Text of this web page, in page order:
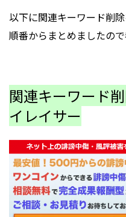
以下に関連キーワード削
順番からまとめましたので
関連キーワード
イレイサー